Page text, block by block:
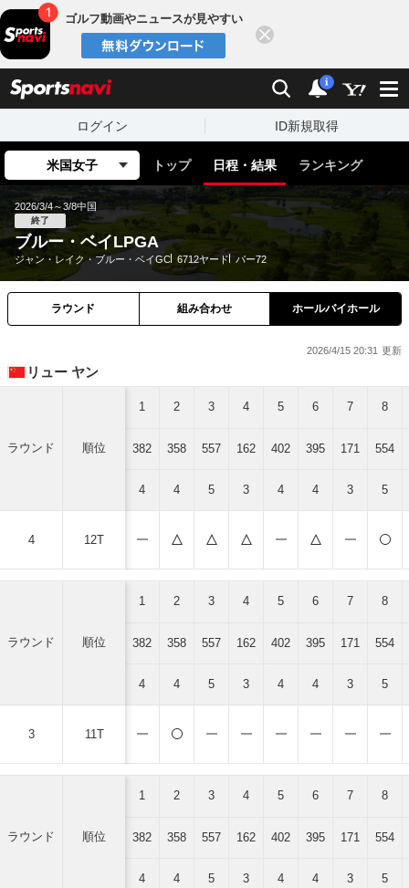
ゴルフ動画やニュースが見やすい
検索 通知
i
ログイン ID新規取得
米国女子 トップ 日程・結果 ランキング
2026/3/4～3/8中国
終了
ブルー・ベイLPGA
ジャン・レイク・ブルー・ベイGC 6712ヤード パー72
ラウンド 組み合わせ ホールバイホール
2026/4/15 20:31
リュー ヤン
ラウンド 順位
4 12T
1 2 3 4 5 6 7 8
382 358 557 162 402 395 171 554
4 4 5 3 4 4 3 5
ラウンド 順位
3 11T
1 2 3 4 5 6 7 8
382 358 557 162 402 395 171 554
4 4 5 3 4 4 3 5
ラウンド 順位
1 2 3 4 5 6 7 8
382 358 557 162 402 395 171 554
4 4 5 3 4 4 3 5